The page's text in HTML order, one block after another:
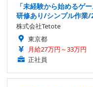
「未経験から始めるゲ
研修あり/シンプル作業/
株式会社Tetote
東京都
月給27万円～33万円
正社員